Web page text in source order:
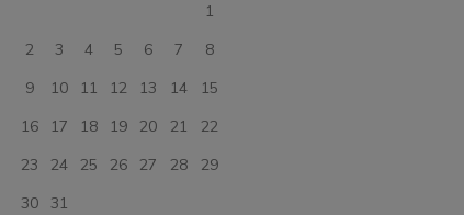
1
2
3 4 5 6 7
8
9
10 11 12 13 14
15
16
17 18 19 20 21
22
23
24 25 26 27 28
29
30
31